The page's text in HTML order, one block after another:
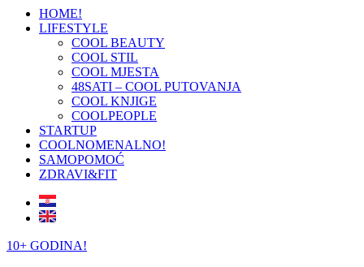
HOME!
LIFESTYLE
COOL BEAUTY
COOL STIL
COOL MJESTA
48SATI – COOL PUTOVANJA
COOL KNJIGE
COOLPEOPLE
STARTUP
COOLNOMENALNO!
SAMOPOMOĆ
ZDRAVI&FIT
10+ GODINA!